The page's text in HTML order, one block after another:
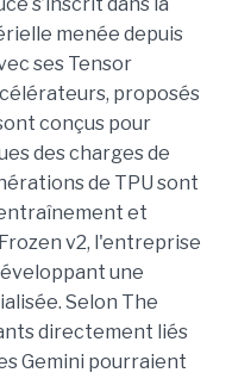
s’inscrit dans la
menée depuis
ses Tensor
proposés
conçus pour
des charges de
de TPU sont
et
v2, l'entreprise
une
Selon The
directement liés
Gemini pourraient